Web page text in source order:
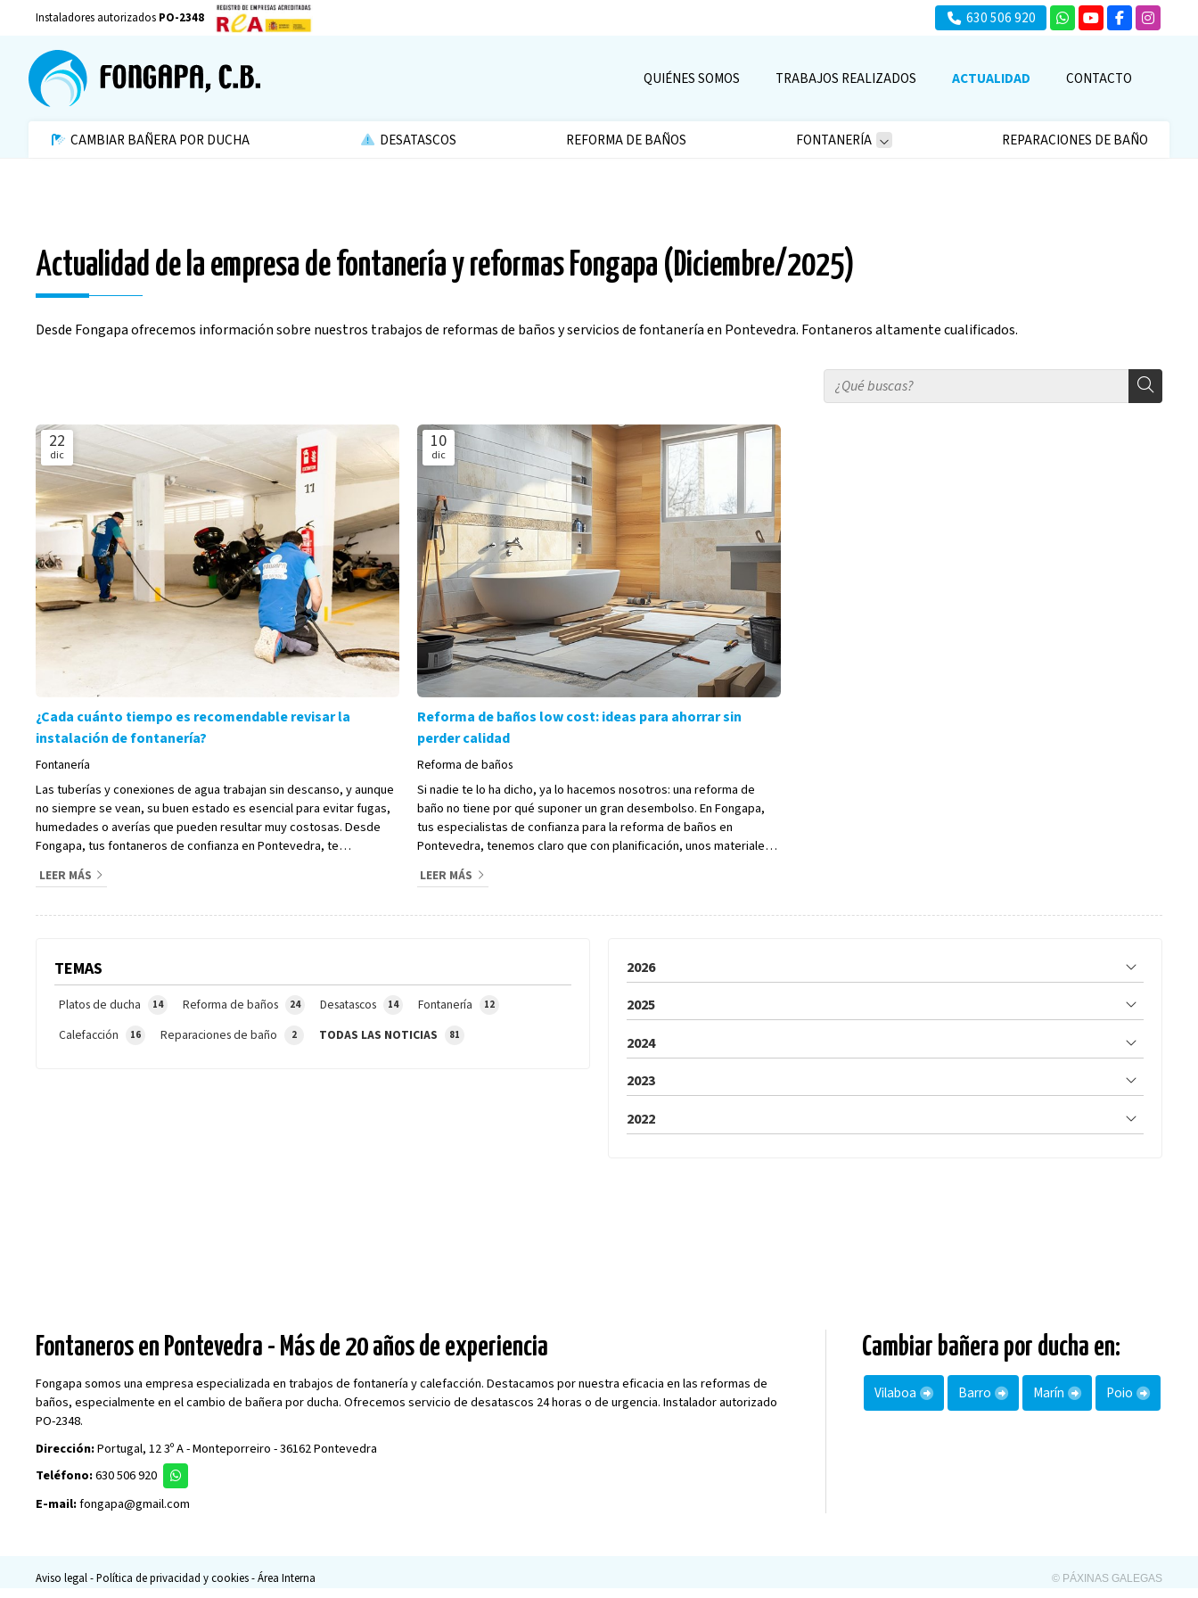
Instaladores autorizados PO-2348 630 506 920
QUIÉNES SOMOS TRABAJOS REALIZADOS ACTUALIDAD CONTACTO
CAMBIAR BAÑERA POR DUCHA DESATASCOS REFORMA DE BAÑOS FONTANERÍA REPARACIONES DE BAÑO
Actualidad de la empresa de fontanería y reformas Fongapa (Diciembre/2025)
Desde Fongapa ofrecemos información sobre nuestros trabajos de reformas de baños y servicios de fontanería en Pontevedra. Fontaneros altamente cualificados.
TEMAS
TODAS LAS NOTICIAS 81
Platos de ducha 14 Reforma de baños 24 Desatascos 14 Fontanería 12
Calefacción 16 Reparaciones de baño 2
22
dic
¿Cada cuánto tiempo es recomendable revisar la
instalación de fontanería?
Fontanería
Las tuberías y conexiones de agua trabajan sin descanso, y aunque
no siempre se vean, su buen estado es esencial para evitar fugas,
humedades o averías que pueden resultar muy costosas. Desde
Fongapa, tus fontaneros de confianza en Pontevedra, te
aconsejamos realizar revisiones periódicas de la instalación de
fontanería para garantizar que todo funcione correctamente y
profundizar en este tema? Lo hacemos en este artículo. Revisio...
LEER MÁS
10
dic
Reforma de baños low cost: ideas para ahorrar sin
perder calidad
Reforma de baños
Si nadie te lo ha dicho, ya lo hacemos nosotros: una reforma de
baño no tiene por qué suponer un gran desembolso. En Fongapa,
tus especialistas de confianza para la reforma de baños en
Pontevedra, tenemos claro que con planificación, unos materiales
adecuados y buenas ideas podemos transformar un baño por
mucho menos de lo que imaginas. Si estás pensando en darle un
aportamos algunas propuestas muy eficaces que combinan
LEER MÁS
2026
2025
2024
2023
2022
Fontaneros en Pontevedra - Más de 20 años de experiencia
Fongapa somos una empresa especializada en trabajos de fontanería y calefacción. Destacamos por nuestra eficacia en las reformas de
baños, especialmente en el cambio de bañera por ducha. Ofrecemos servicio de desatascos 24 horas o de urgencia. Instalador autorizado
PO-2348.
Dirección:Portugal, 12 3º A - Monteporreiro - 36162 Pontevedra
Teléfono:630 506 920
E-mail:fongapa@gmail.com
Cambiar bañera por ducha en:
Vilaboa Barro Marín Poio
Aviso legal-Política de privacidad y cookies-Área Interna © PÁXINAS GALEGAS